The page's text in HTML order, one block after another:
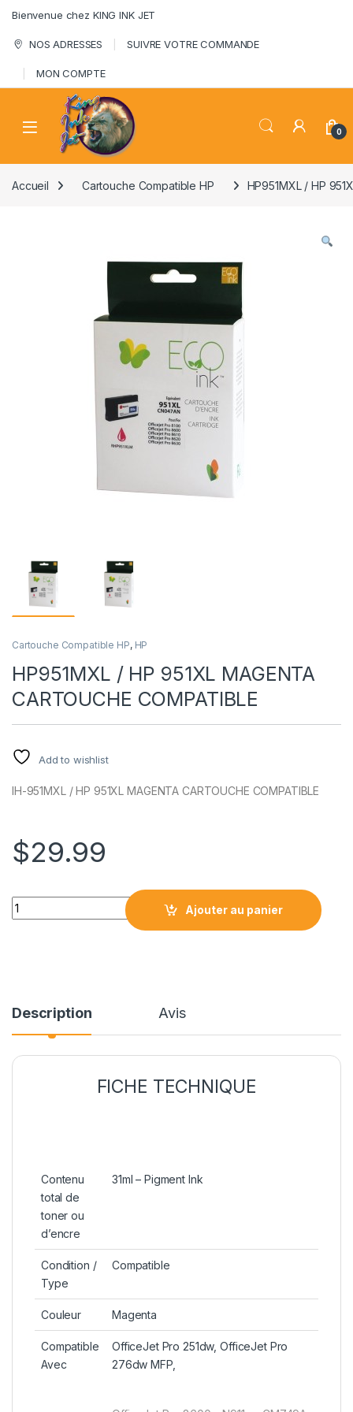
Bienvenue chez KING INK JET
NOS ADRESSES SUIVRE VOTRE COMMANDE
MON COMPTE
0
Accueil Cartouche Compatible HP HP951MXL / HP
Cartouche Compatible HP, HP
HP951MXL / HP 951XL MAGENTA
CARTOUCHE COMPATIBLE
Add to wishlist
IH-951MXL / HP 951XL MAGENTA CARTOUCHE COMPATIBLE
$29.99
HP951MXL / HP 951XL MAGENTA CARTOUCHE COMPATIBLE
Ajouter au panier
Description Avis
FICHE TECHNIQUE
Contenu
total de
toner ou
d’encre
31ml – Pigment Ink
Condition /
Type
Compatible
Couleur Magenta
Compatible
Avec
OfficeJet Pro 251dw, OfficeJet Pro
276dw MFP,